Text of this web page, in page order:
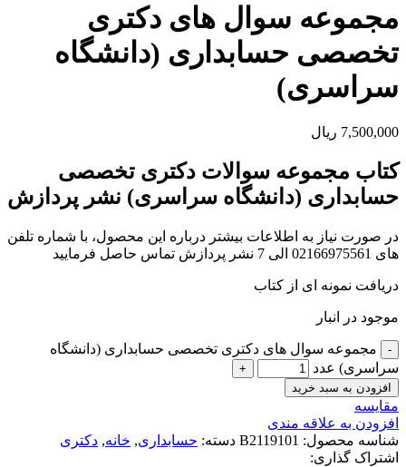
مجموعه سوال های دکتری
تخصصی حسابداری (دانشگاه
سراسری)
7,500,000 ریال
کتاب مجموعه سوالات دکتری تخصصی
حسابداری (دانشگاه سراسری) نشر پردازش
در صورت نیاز به اطلاعات بیشتر درباره این محصول، با شماره تلفن
های 02166975561 الی 7 نشر پردازش تماس حاصل فرمایید
دریافت نمونه ای از کتاب
موجود در انبار
مجموعه سوال های دکتری تخصصی حسابداری (دانشگاه
سراسری) عدد
افزودن به سبد خرید
مقايسه
افزودن به علاقه مندی
شناسه محصول: B2119101 دسته: حسابداری, خانه, دکتری
اشتراک گذاری: